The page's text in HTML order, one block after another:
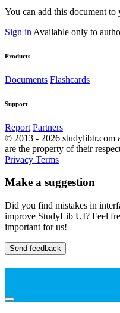
You can add this document to
Sign in Available only to
Products
Documents Flashcards
Support
Report Partners
© 2013 - 2026 studylibtr.com
are the property of their
Privacy Terms
Make a suggestion
Did you find mistakes in
improve StudyLib UI? Feel
important for us!
Send feedback